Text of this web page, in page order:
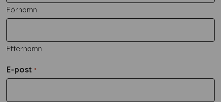
Förnamn
Efternamn
E-post *